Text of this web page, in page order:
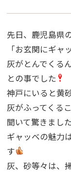
先日、鹿児島県
「お玄関にギャ
灰がとんでくる
との事でした
神戸にいると黄
灰がふってくる
聞いて驚きました
ギャッベの魅力
す
灰、砂等々は、